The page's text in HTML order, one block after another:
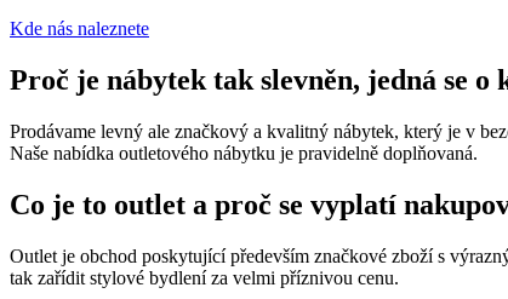
Kde nás naleznete
Proč je nábytek tak slevněn, jedná se
Prodávame levný ale značkový a kvalitný nábytek, který je v
Naše nabídka outletového nábytku je pravidelně doplňovaná.
Co je to outlet a proč se vyplatí
Outlet je obchod poskytující především značkové zboží s
tak zařídit stylové bydlení za velmi příznivou cenu.